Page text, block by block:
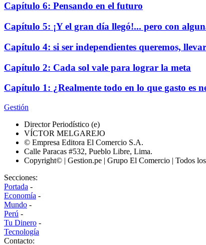
Capítulo 6: Pensando en el futuro
Capítulo 5: ¡Y el gran día llegó!... pero con
Capítulo 4: si ser independientes queremos,
Capítulo 2: Cada sol vale para lograr la meta
Capítulo 1: ¿Realmente todo en lo que gasto es
Gestión
Director Periodístico (e)
VÍCTOR MELGAREJO
© Empresa Editora El Comercio S.A.
Calle Paracas #532, Pueblo Libre, Lima.
Copyright© | Gestion.pe | Grupo El Comercio | Todos los
Secciones:
Portada -
Economía -
Mundo -
Perú -
Tu Dinero -
Tecnología
Contacto: